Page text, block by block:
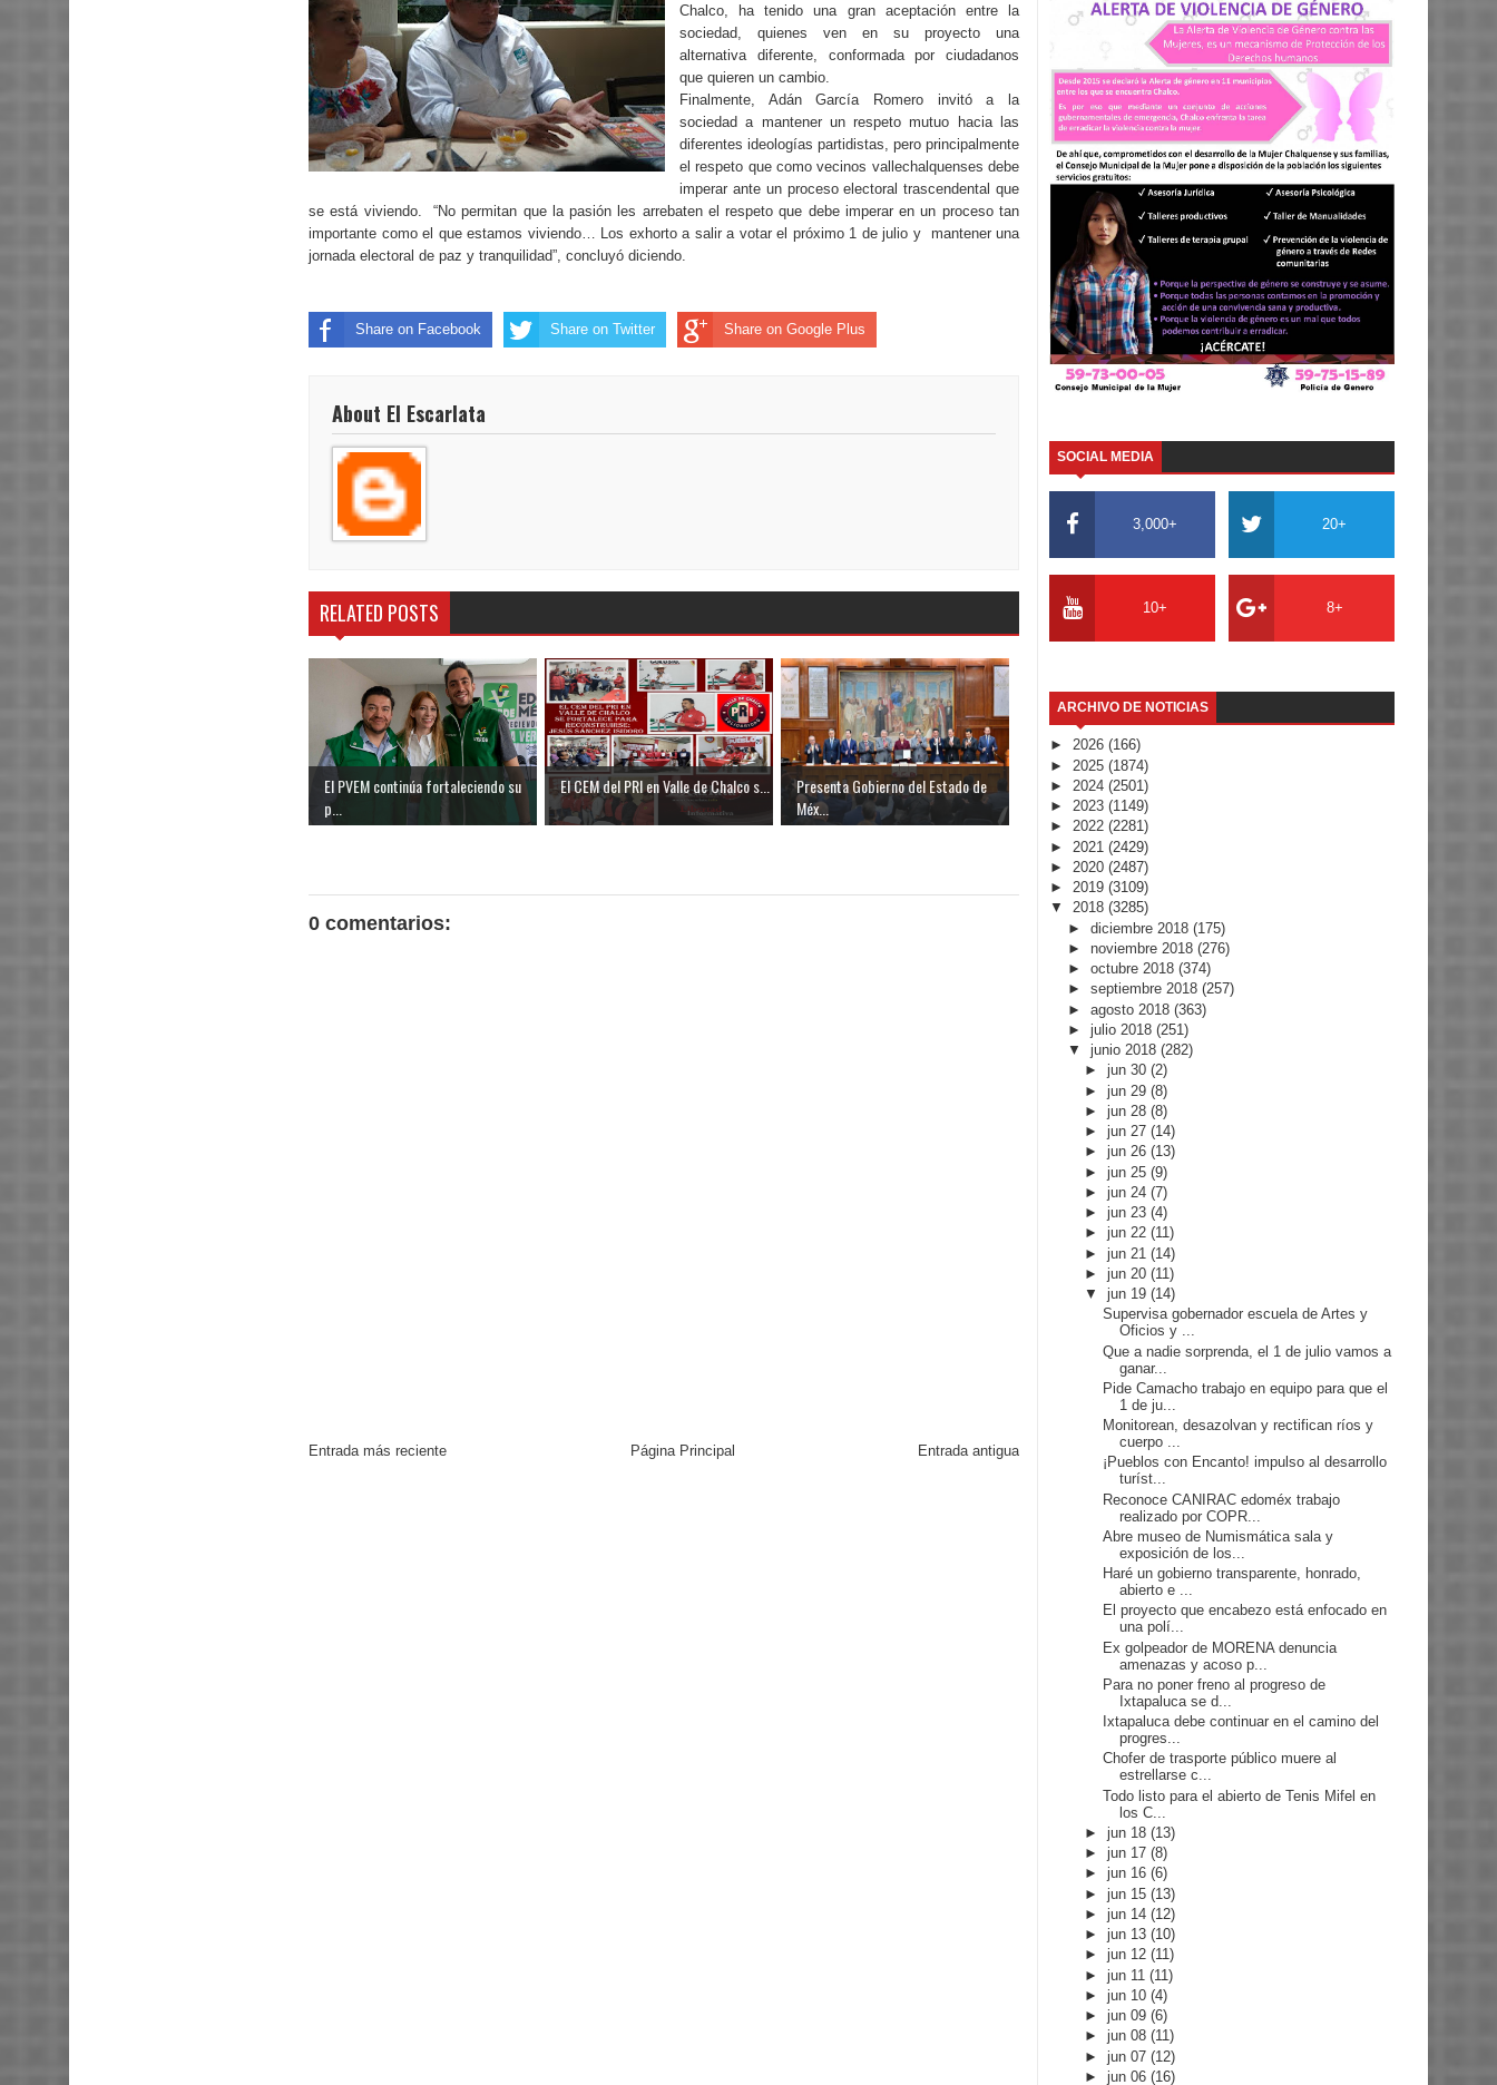
Chalco, ha tenido una gran aceptación entre la
sociedad, quienes ven en su proyecto una
alternativa diferente, conformada por ciudadanos
que quieren un cambio.
Finalmente, Adán García Romero invitó a la
sociedad a mantener un respeto mutuo hacia las
diferentes ideologías partidistas, pero principalmente
el respeto que como vecinos vallechalquenses debe
imperar ante un proceso electoral trascendental que
se está viviendo.
“No permitan que la pasión les arrebaten el respeto que debe imperar en un proceso tan
importante como el que estamos viviendo… Los exhorto a salir a votar el próximo 1 de julio y mantener una
jornada electoral de paz y tranquilidad”, concluyó diciendo.
Share on Facebook Share on Twitter Share on Google Plus
About El Escarlata
RELATED POSTS
El PVEM continúa fortaleciendo su
p...
El CEM del PRI en Valle de Chalco s...
Presenta Gobierno del Estado de
Méx...
0 comentarios:
Entrada más reciente Entrada antigua
Página Principal
SOCIAL MEDIA
3,000+ 20+
10+ 8+
ARCHIVO DE NOTICIAS
► 2026 (166)
► 2025 (1874)
► 2024 (2501)
► 2023 (1149)
► 2022 (2281)
► 2021 (2429)
► 2020 (2487)
► 2019 (3109)
▼ 2018 (3285)
► diciembre 2018 (175)
► noviembre 2018 (276)
► octubre 2018 (374)
► septiembre 2018 (257)
► agosto 2018 (363)
► julio 2018 (251)
▼ junio 2018 (282)
►jun 30(2)
►jun 29(8)
►jun 28(8)
►jun 27(14)
►jun 26(13)
►jun 25(9)
►jun 24(7)
►jun 23(4)
►jun 22(11)
►jun 21(14)
►jun 20(11)
▼jun 19(14)
Supervisa gobernador escuela de Artes y
Oficios y ...
Que a nadie sorprenda, el 1 de julio vamos a
ganar...
Pide Camacho trabajo en equipo para que el
1 de ju...
Monitorean, desazolvan y rectifican ríos y
cuerpo ...
¡Pueblos con Encanto! impulso al desarrollo
turíst...
Reconoce CANIRAC edoméx trabajo
realizado por COPR...
Abre museo de Numismática sala y
exposición de los...
Haré un gobierno transparente, honrado,
abierto e ...
El proyecto que encabezo está enfocado en
una polí...
Ex golpeador de MORENA denuncia
amenazas y acoso p...
Para no poner freno al progreso de
Ixtapaluca se d...
Ixtapaluca debe continuar en el camino del
progres...
Chofer de trasporte público muere al
estrellarse c...
Todo listo para el abierto de Tenis Mifel en
los C...
►jun 18(13)
►jun 17(8)
►jun 16(6)
►jun 15(13)
►jun 14(12)
►jun 13(10)
►jun 12(11)
►jun 11(11)
►jun 10(4)
►jun 09(6)
►jun 08(11)
►jun 07(12)
►jun 06(16)